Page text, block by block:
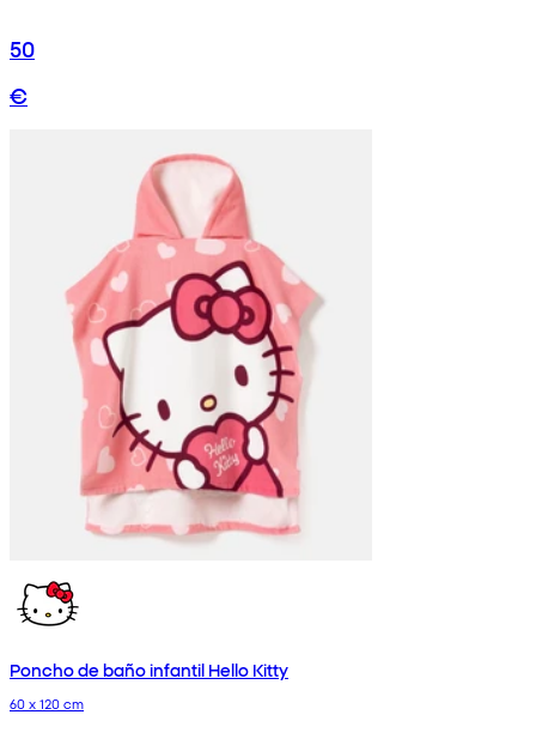
50
€
Poncho de baño infantil Hello Kitty
60 x 120 cm